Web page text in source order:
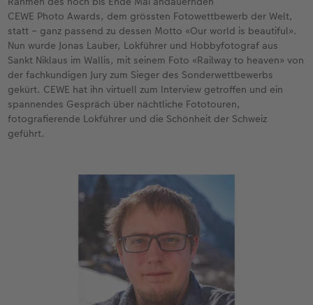
CEWE FOTOBUCH per PDF
CEWE myPhotos
Zubehör
CEWE myPhotos
Zubehör
Neuheiten
CEWE Photo Awards, dem grössten Fotowettbewerb der Welt,
statt – ganz passend zu dessen Motto «Our world is beautiful».
Nun wurde Jonas Lauber, Lokführer und Hobbyfotograf aus
Sankt Niklaus im Wallis, mit seinem Foto «Railway to heaven» von
der fachkundigen Jury zum Sieger des Sonderwettbewerbs
gekürt. CEWE hat ihn virtuell zum Interview getroffen und ein
spannendes Gespräch über nächtliche Fototouren,
fotografierende Lokführer und die Schönheit der Schweiz
geführt.